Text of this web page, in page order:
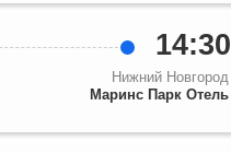
14:30
Нижний Новгород
Маринс Парк Отель